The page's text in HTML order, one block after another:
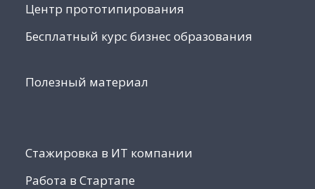
Центр прототипирования
Бесплатный курс бизнес образования
Полезный материал
Стажировка в ИТ компании
Работа в Стартапе